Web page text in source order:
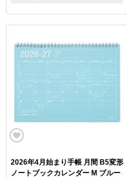
2026年4月始まり手帳 月間 B5変形
ノートブックカレンダー M ブルー